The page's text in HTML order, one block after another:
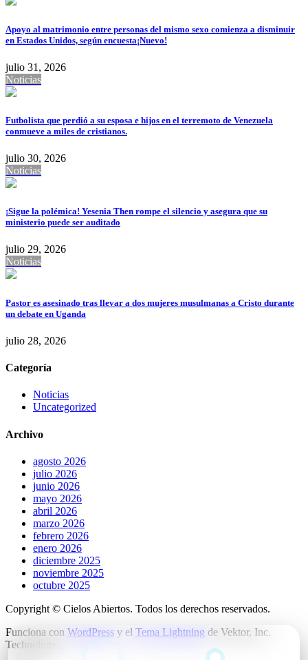
Apoyo al matrimonio entre personas del mismo sexo comienza a disminuir
en Estados Unidos, según encuesta¡Nuevo!
julio 31, 2026
Noticias
Futbolista que perdió a su esposa e hijos en el terremoto de Venezuela
conmueve a miles de cristianos.
julio 30, 2026
Noticias
¡Sigue la polémica! Yesenia Then rompe el silencio y asegura que su
ministerio puede ser auditado
julio 29, 2026
Noticias
Pastor es asesinado tras llevar a dos mujeres musulmanas a Cristo durante
un debate en Uganda
julio 28, 2026
Categoría
Noticias
Uncategorized
Archivo
agosto 2026
julio 2026
junio 2026
mayo 2026
abril 2026
marzo 2026
febrero 2026
enero 2026
diciembre 2025
noviembre 2025
octubre 2025
Copyright © Cielos Abiertos. Todos los derechos reservados.
Funciona con WordPress y el Tema Lightning de Vektor, Inc.
Technology.